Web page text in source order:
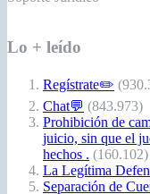
Lo + leído
Regístrate✏️
Chat💬 (843.973)
Prohibición de
juicio, sin que el
hechos . (160.102)
La Legítima
Separación de